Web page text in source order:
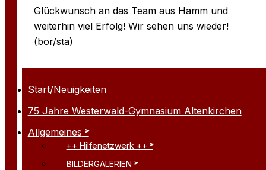
Start/Neuigkeiten
75 Jahre Westerwald-Gymnasium Altenkirchen
Allgemeines
++ Hilfenetzwerk ++
BILDERGALERIEN
Glückwunsch an das Team aus Hamm und
weiterhin viel Erfolg! Wir sehen uns wieder!
(bor/sta)